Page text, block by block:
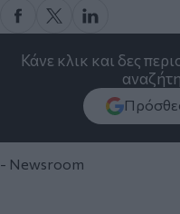
Κάνε κλικ και δες
- Newsroom